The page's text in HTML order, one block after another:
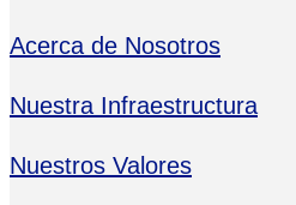
Acerca de Nosotros
Nuestra Infraestructura
Nuestros Valores